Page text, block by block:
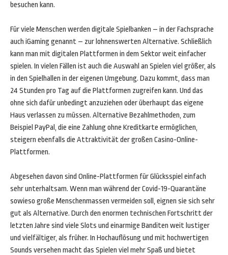
besuchen kann.
Für viele Menschen werden digitale Spielbanken – in der Fachsprache
auch iGaming genannt – zur lohnenswerten Alternative. Schließlich
kann man mit digitalen Plattformen in dem Sektor weit einfacher
spielen. In vielen Fällen ist auch die Auswahl an Spielen viel größer, als
in den Spielhallen in der eigenen Umgebung. Dazu kommt, dass man
24 Stunden pro Tag auf die Plattformen zugreifen kann. Und das
ohne sich dafür unbedingt anzuziehen oder überhaupt das eigene
Haus verlassen zu müssen. Alternative Bezahlmethoden, zum
Beispiel PayPal, die eine Zahlung ohne Kreditkarte ermöglichen,
steigern ebenfalls die Attraktivität der großen Casino-Online-
Plattformen.
Abgesehen davon sind Online-Plattformen für Glücksspiel einfach
sehr unterhaltsam. Wenn man während der Covid-19-Quarantäne
sowieso große Menschenmassen vermeiden soll, eignen sie sich sehr
gut als Alternative. Durch den enormen technischen Fortschritt der
letzten Jahre sind viele Slots und einarmige Banditen weit lustiger
und vielfältiger, als früher. In Hochauflösung und mit hochwertigen
Sounds versehen macht das Spielen viel mehr Spaß und bietet